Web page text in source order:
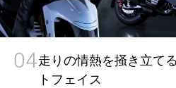
04走りの情熱を掻き立て
トフェイス